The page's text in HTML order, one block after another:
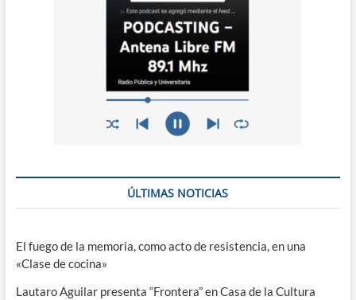
ÚLTIMAS NOTICIAS
El fuego de la memoria, como acto de resistencia, en una
«Clase de cocina»
Lautaro Aguilar presenta “Frontera” en Casa de la Cultura